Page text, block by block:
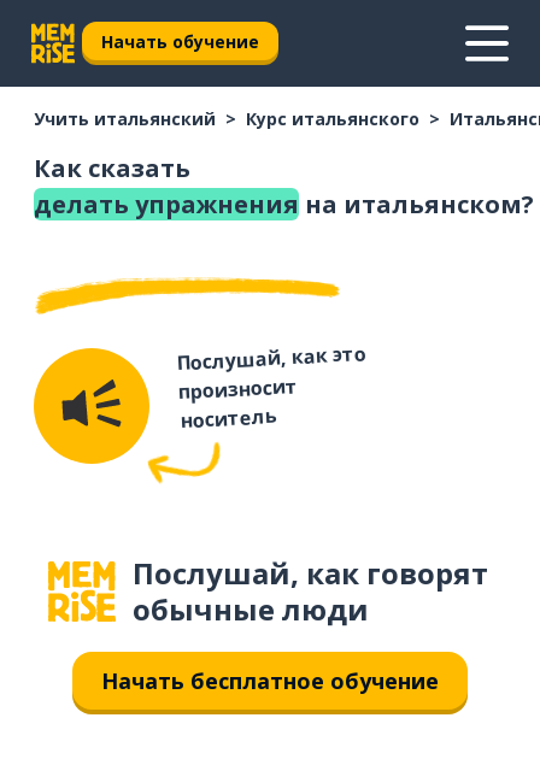
Начать обучение
Учить итальянский Курс итальянского
Как сказать
делать упражнения на итальянском?
Послушай, как это
произносит
носитель
Послушай, как говорят
обычные люди
Начать бесплатное обучение